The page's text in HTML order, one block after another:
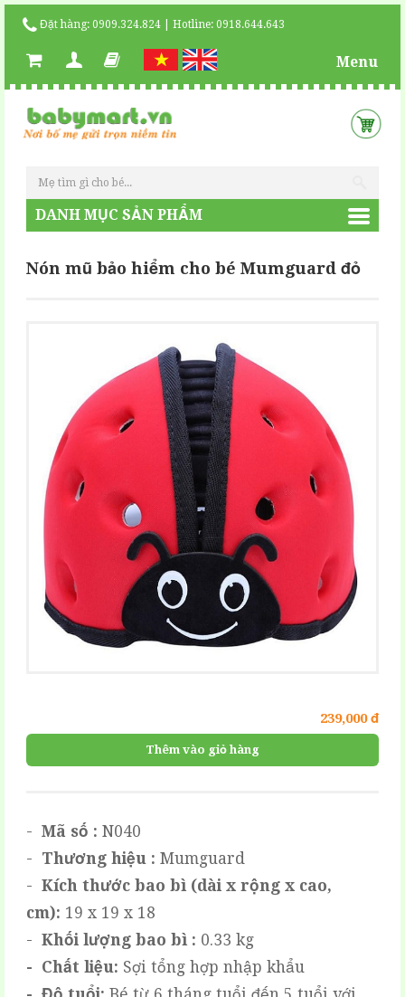
Đặt hàng: 0909.324.824 | Hotline: 0918.644.643
Menu
DANH MỤC SẢN PHẨM
Nón mũ bảo hiểm cho bé Mumguard đỏ
239,000 đ
Thêm vào giỏ hàng
- Mã số : N040
- Thương hiệu : Mumguard
- Kích thước bao bì (dài x rộng x cao,
cm): 19 x 19 x 18
- Khối lượng bao bì : 0.33 kg
- Chất liệu: Sợi tổng hợp nhập khẩu